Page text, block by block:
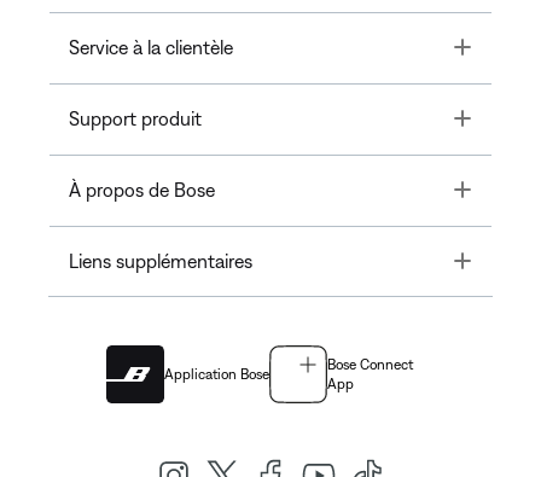
Service à la clientèle Toggle
Support produit Toggle
À propos de Bose Toggle
Liens supplémentaires Toggle
Application Bose
Bose Connect
App